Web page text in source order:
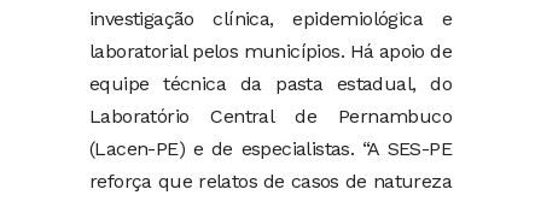
investigação clínica, epidemiológica e
laboratorial pelos municípios. Há apoio de
equipe técnica da pasta estadual, do
Laboratório Central de Pernambuco
(Lacen-PE) e de especialistas. “A SES-PE
reforça que relatos de casos de natureza